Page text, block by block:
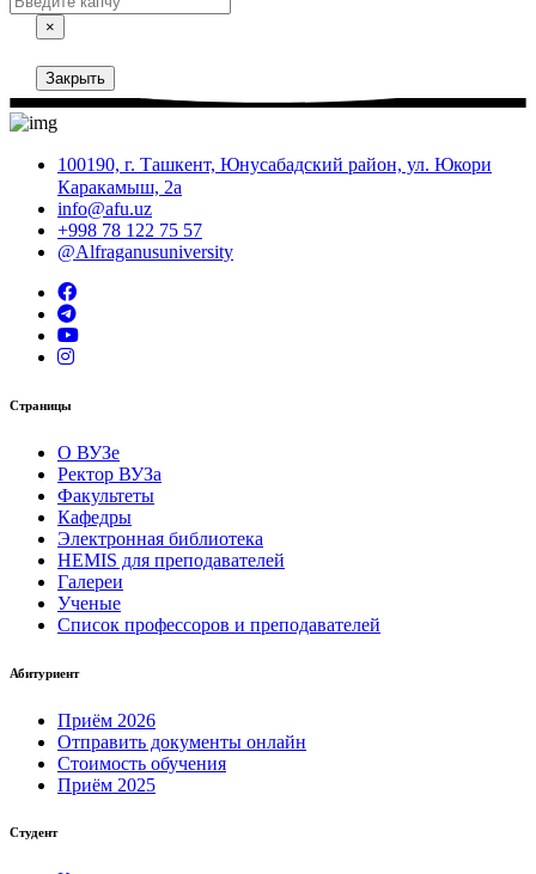
×
Закрыть
100190, г. Ташкент, Юнусабадский район, ул. Юкори
Каракамыш, 2а
info@afu.uz
+998 78 122 75 57
@Alfraganusuniversity
Страницы
О ВУЗе
Ректор ВУЗа
Факультеты
Кафедры
Электронная библиотека
HEMIS для преподавателей
Галереи
Ученые
Список профессоров и преподавателей
Абитуриент
Приём 2026
Отправить документы онлайн
Стоимость обучения
Приём 2025
Студент